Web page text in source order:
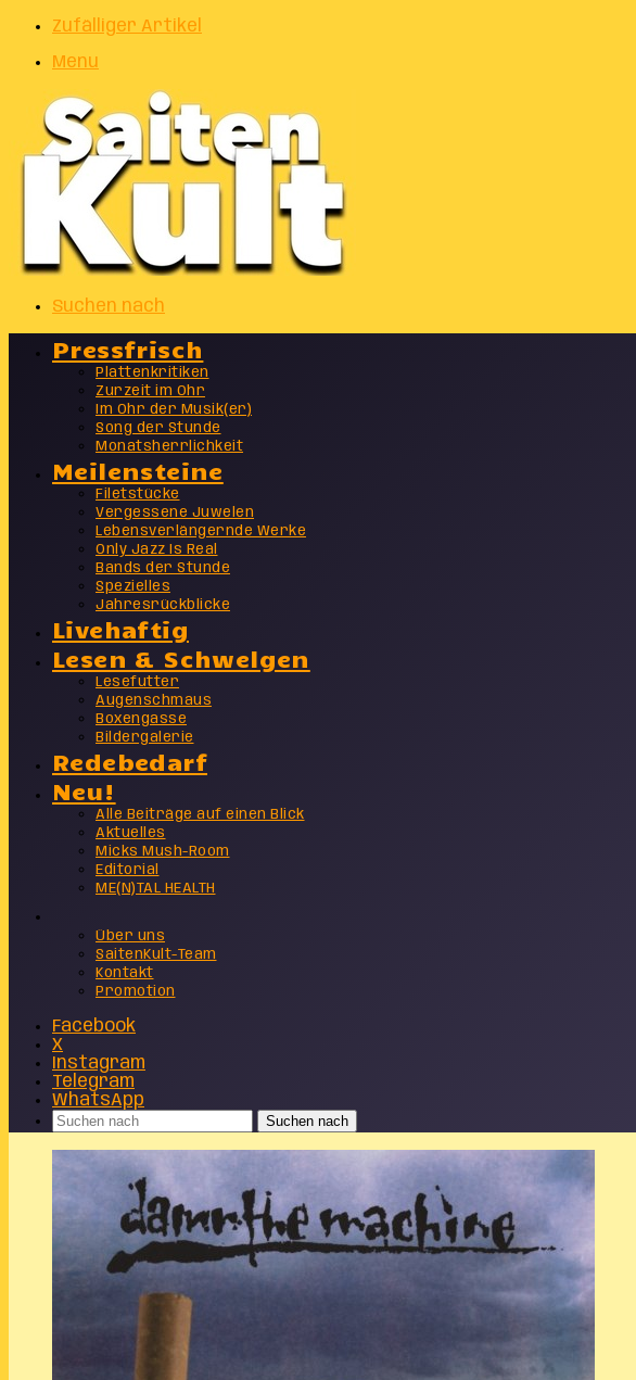
Zufälliger Artikel
Menu
Suchen nach
Pressfrisch
Plattenkritiken
Zurzeit im Ohr
Im Ohr der Musik(er)
Song der Stunde
Monatsherrlichkeit
Meilensteine
Filetstücke
Vergessene Juwelen
Lebensverlängernde Werke
Only Jazz Is Real
Bands der Stunde
Spezielles
Jahresrückblicke
Livehaftig
Lesen & Schwelgen
Lesefutter
Augenschmaus
Boxengasse
Bildergalerie
Redebedarf
Neu!
Alle Beiträge auf einen Blick
Aktuelles
Micks Mush-Room
Editorial
ME(N)TAL HEALTH
Über uns
SaitenKult-Team
Kontakt
Promotion
Facebook
X
Instagram
Telegram
WhatsApp
Suchen nach